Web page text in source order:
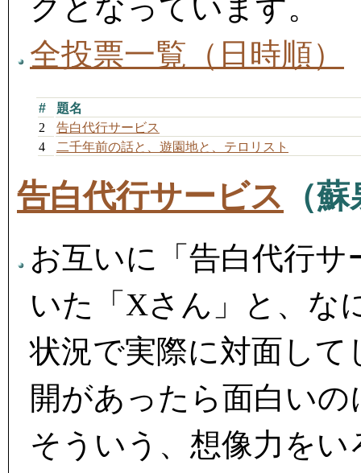
クとなっています。
全投票一覧（日時順）
#
題名
2
告白代行サービス
4
二千年前の話と、遊園地と、テロリスト
告白代行サービス （
お互いに「告白代行
いた「Xさん」と、な
状況で実際に対面し
開があったら面白い
そういう、想像力を